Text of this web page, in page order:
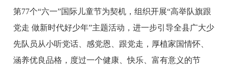
第77个“六一”国际儿童节为契机，组织开展“高举队旗跟
党走 做新时代好少年”主题活动，进一步引导全县广大少
先队员从小听党话、感党恩、跟党走，厚植家国情怀、
涵养优良品格，度过一个健康、快乐、富有意义的节